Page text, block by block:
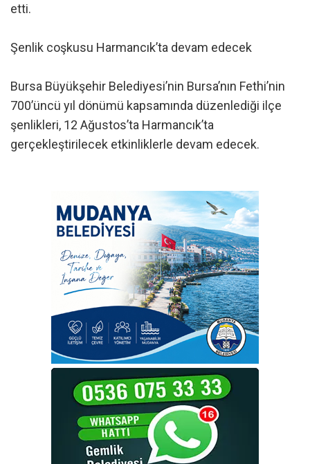
etti.
Şenlik coşkusu Harmancık’ta devam edecek
Bursa Büyükşehir Belediyesi’nin Bursa’nın Fethi’nin
700’üncü yıl dönümü kapsamında düzenlediği ilçe
şenlikleri, 12 Ağustos’ta Harmancık’ta
gerçekleştirilecek etkinliklerle devam edecek.